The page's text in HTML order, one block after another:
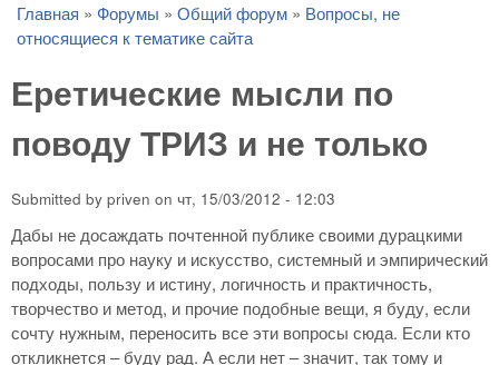
You are here
Главная » Форумы » Общий форум » Вопросы, не
относящиеся к тематике сайта
Еретические мысли по
поводу ТРИЗ и не только
Submitted by priven on чт, 15/03/2012 - 12:03
Дабы не досаждать почтенной публике своими дурацкими
вопросами про науку и искусство, системный и эмпирический
подходы, пользу и истину, логичность и практичность,
творчество и метод, и прочие подобные вещи, я буду, если
сочту нужным, переносить все эти вопросы сюда. Если кто
откликнется – буду рад. А если нет – значит, так тому и